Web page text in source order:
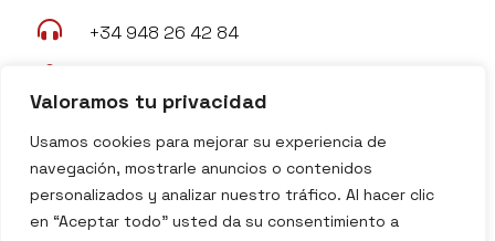
Valoramos tu privacidad
Usamos cookies para mejorar su experiencia de
navegación, mostrarle anuncios o contenidos
personalizados y analizar nuestro tráfico. Al hacer clic
en “Aceptar todo” usted da su consentimiento a
 +34 948 26 42 84